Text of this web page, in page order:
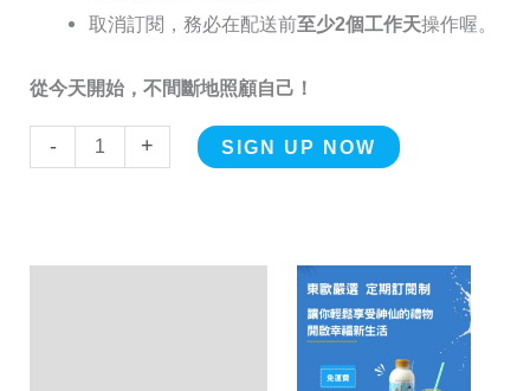
取消訂閱，務必在配送前至少2個工作天操作喔。
從今天開始，不間斷地照顧自己！
- + SIGN UP NOW Alternative: